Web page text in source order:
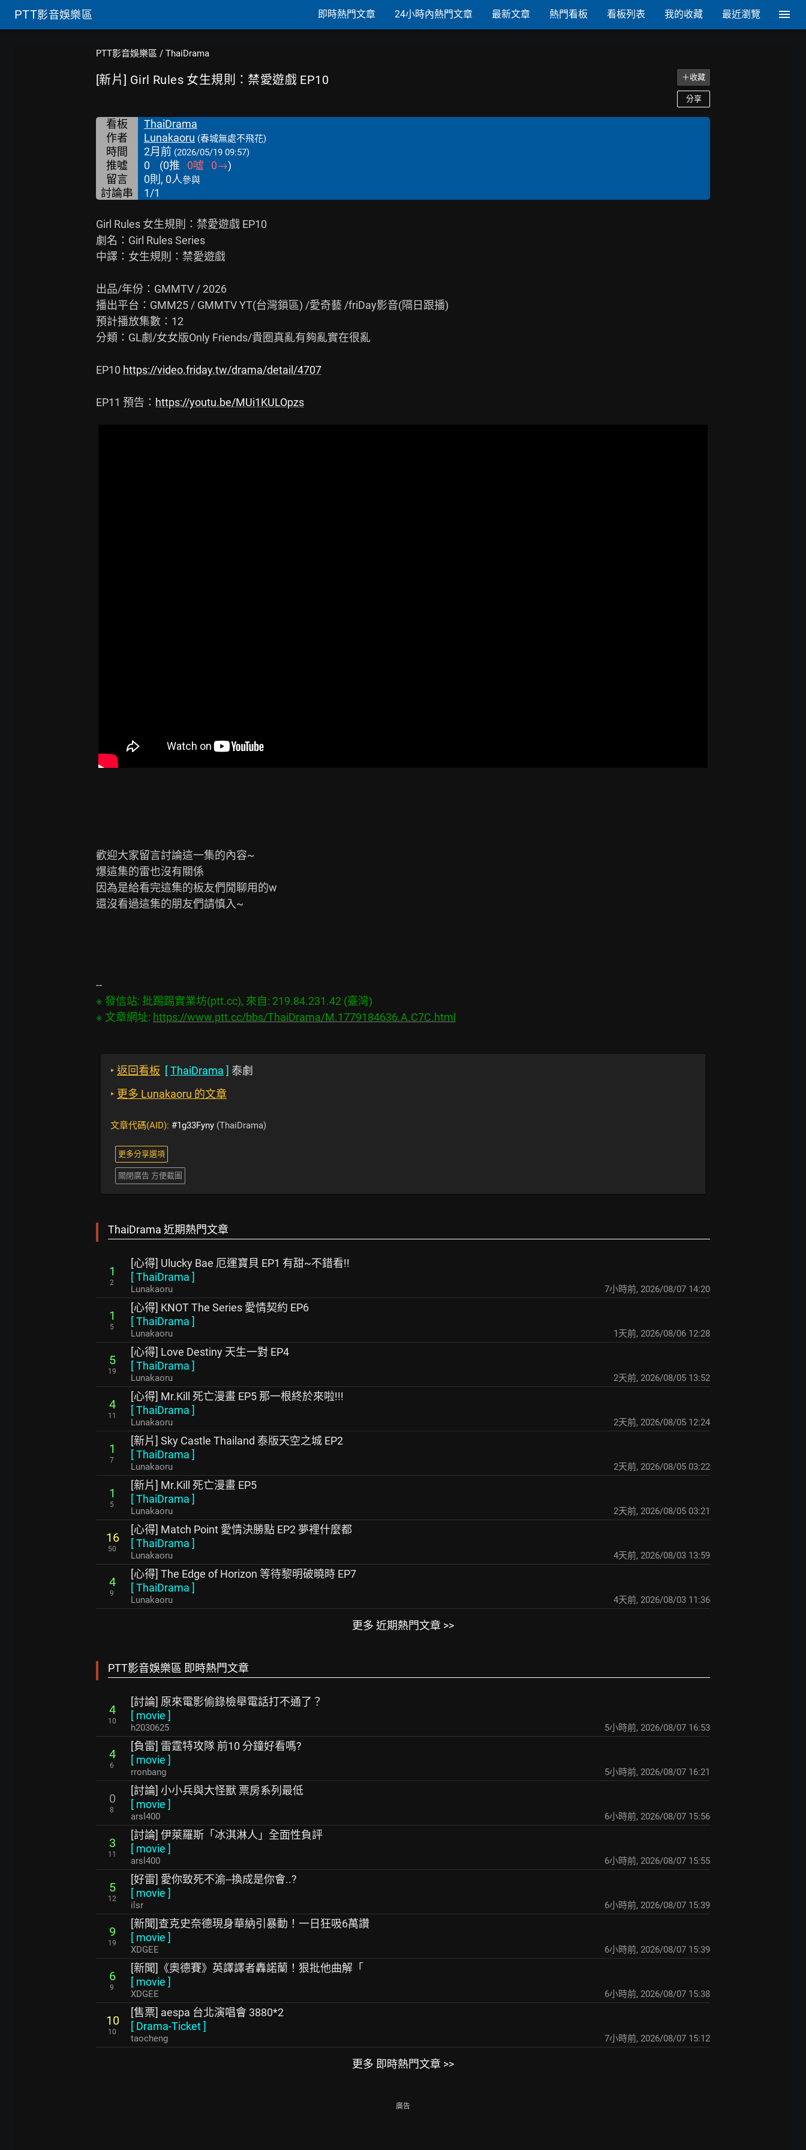
PTT影音娛樂區 即時熱門文章 24小時內熱門文章 最新文章 熱門看板 看板列表 我的收藏 最近瀏覽
PTT影音娛樂區 / ThaiDrama
[新片] Girl Rules 女生規則：禁愛遊戲 EP10 ＋收藏
分享
看板
ThaiDrama
作者
Lunakaoru (春城無處不飛花)
時間 2月前 (2026/05/19 09:57)
推噓 0 (0推 0噓 0→)
留言
0則, 0人參與
討論串 1/1
Girl Rules 女生規則：禁愛遊戲 EP10
劇名：Girl Rules Series
中譯：女生規則：禁愛遊戲
出品/年份：GMMTV / 2026
播出平台：GMM25 / GMMTV YT(台灣鎖區) /愛奇藝 /friDay影音(隔日跟播)
預計播放集數：12
分類：GL劇/女女版Only Friends/貴圈真亂有夠亂實在很亂
EP10 https://video.friday.tw/drama/detail/4707
EP11 預告： https://youtu.be/MUi1KULOpzs
歡迎大家留言討論這一集的內容~
爆這集的雷也沒有關係
因為是給看完這集的板友們閒聊用的w
還沒看過這集的朋友們請慎入~
※ 發信站: 批踢踢實業坊(ptt.cc), 來自: 219.84.231.42 (臺灣)
※ 文章網址: https://www.ptt.cc/bbs/ThaiDrama/M.1779184636.A.C7C.html
‣ 返回看板 [ThaiDrama ] 泰劇
‣ 更多 Lunakaoru 的文章
文章代碼(AID): #1g33Fyny (ThaiDrama)
更多分享選項
關閉廣告 方便截圖
ThaiDrama 近期熱門文章
1
2
[心得] Ulucky Bae 厄運寶貝 EP1 有甜~不錯看!!
[ThaiDrama ]
Lunakaoru 7小時前, 2026/08/07 14:20
1
5
[心得] KNOT The Series 愛情契約 EP6
[ThaiDrama ]
Lunakaoru 1天前, 2026/08/06 12:28
5
19
[心得] Love Destiny 天生一對 EP4
[ThaiDrama ]
Lunakaoru 2天前, 2026/08/05 13:52
4
11
[心得] Mr.Kill 死亡漫畫 EP5 那一根終於來啦!!!
[ThaiDrama ]
Lunakaoru 2天前, 2026/08/05 12:24
1
7
[新片] Sky Castle Thailand 泰版天空之城 EP2
[ThaiDrama ]
Lunakaoru 2天前, 2026/08/05 03:22
1
5
[新片] Mr.Kill 死亡漫畫 EP5
[ThaiDrama ]
Lunakaoru 2天前, 2026/08/05 03:21
16
50
[心得] Match Point 愛情決勝點 EP2 夢裡什麼都
[ThaiDrama ]
Lunakaoru 4天前, 2026/08/03 13:59
4
9
[心得] The Edge of Horizon 等待黎明破曉時 EP7
[ThaiDrama ]
Lunakaoru 4天前, 2026/08/03 11:36
更多 近期熱門文章 >>
PTT影音娛樂區 即時熱門文章
4
10
[討論] 原來電影偷錄檢舉電話打不通了？
[ movie ]
h2030625 5小時前, 2026/08/07 16:53
4
6
[負雷] 雷霆特攻隊 前10 分鐘好看嗎?
[ movie ]
rronbang 5小時前, 2026/08/07 16:21
0
8
[討論] 小小兵與大怪獸 票房系列最低
[ movie ]
arsl400 6小時前, 2026/08/07 15:56
3
11
[討論] 伊萊羅斯「冰淇淋人」全面性負評
[ movie ]
arsl400 6小時前, 2026/08/07 15:55
5
12
[好雷] 愛你致死不渝--換成是你會..?
[ movie ]
ilsr 6小時前, 2026/08/07 15:39
9
19
[新聞]查克史奈德現身華納引暴動！一日狂吸6萬讚
[ movie ]
XDGEE 6小時前, 2026/08/07 15:39
6
9
[新聞]《奧德賽》英譯譯者轟諾蘭！狠批他曲解「
[ movie ]
XDGEE 6小時前, 2026/08/07 15:38
10
10
[售票] aespa 台北演唱會 3880*2
[ Drama-Ticket]
taocheng 7小時前, 2026/08/07 15:12
更多 即時熱門文章 >>
廣告